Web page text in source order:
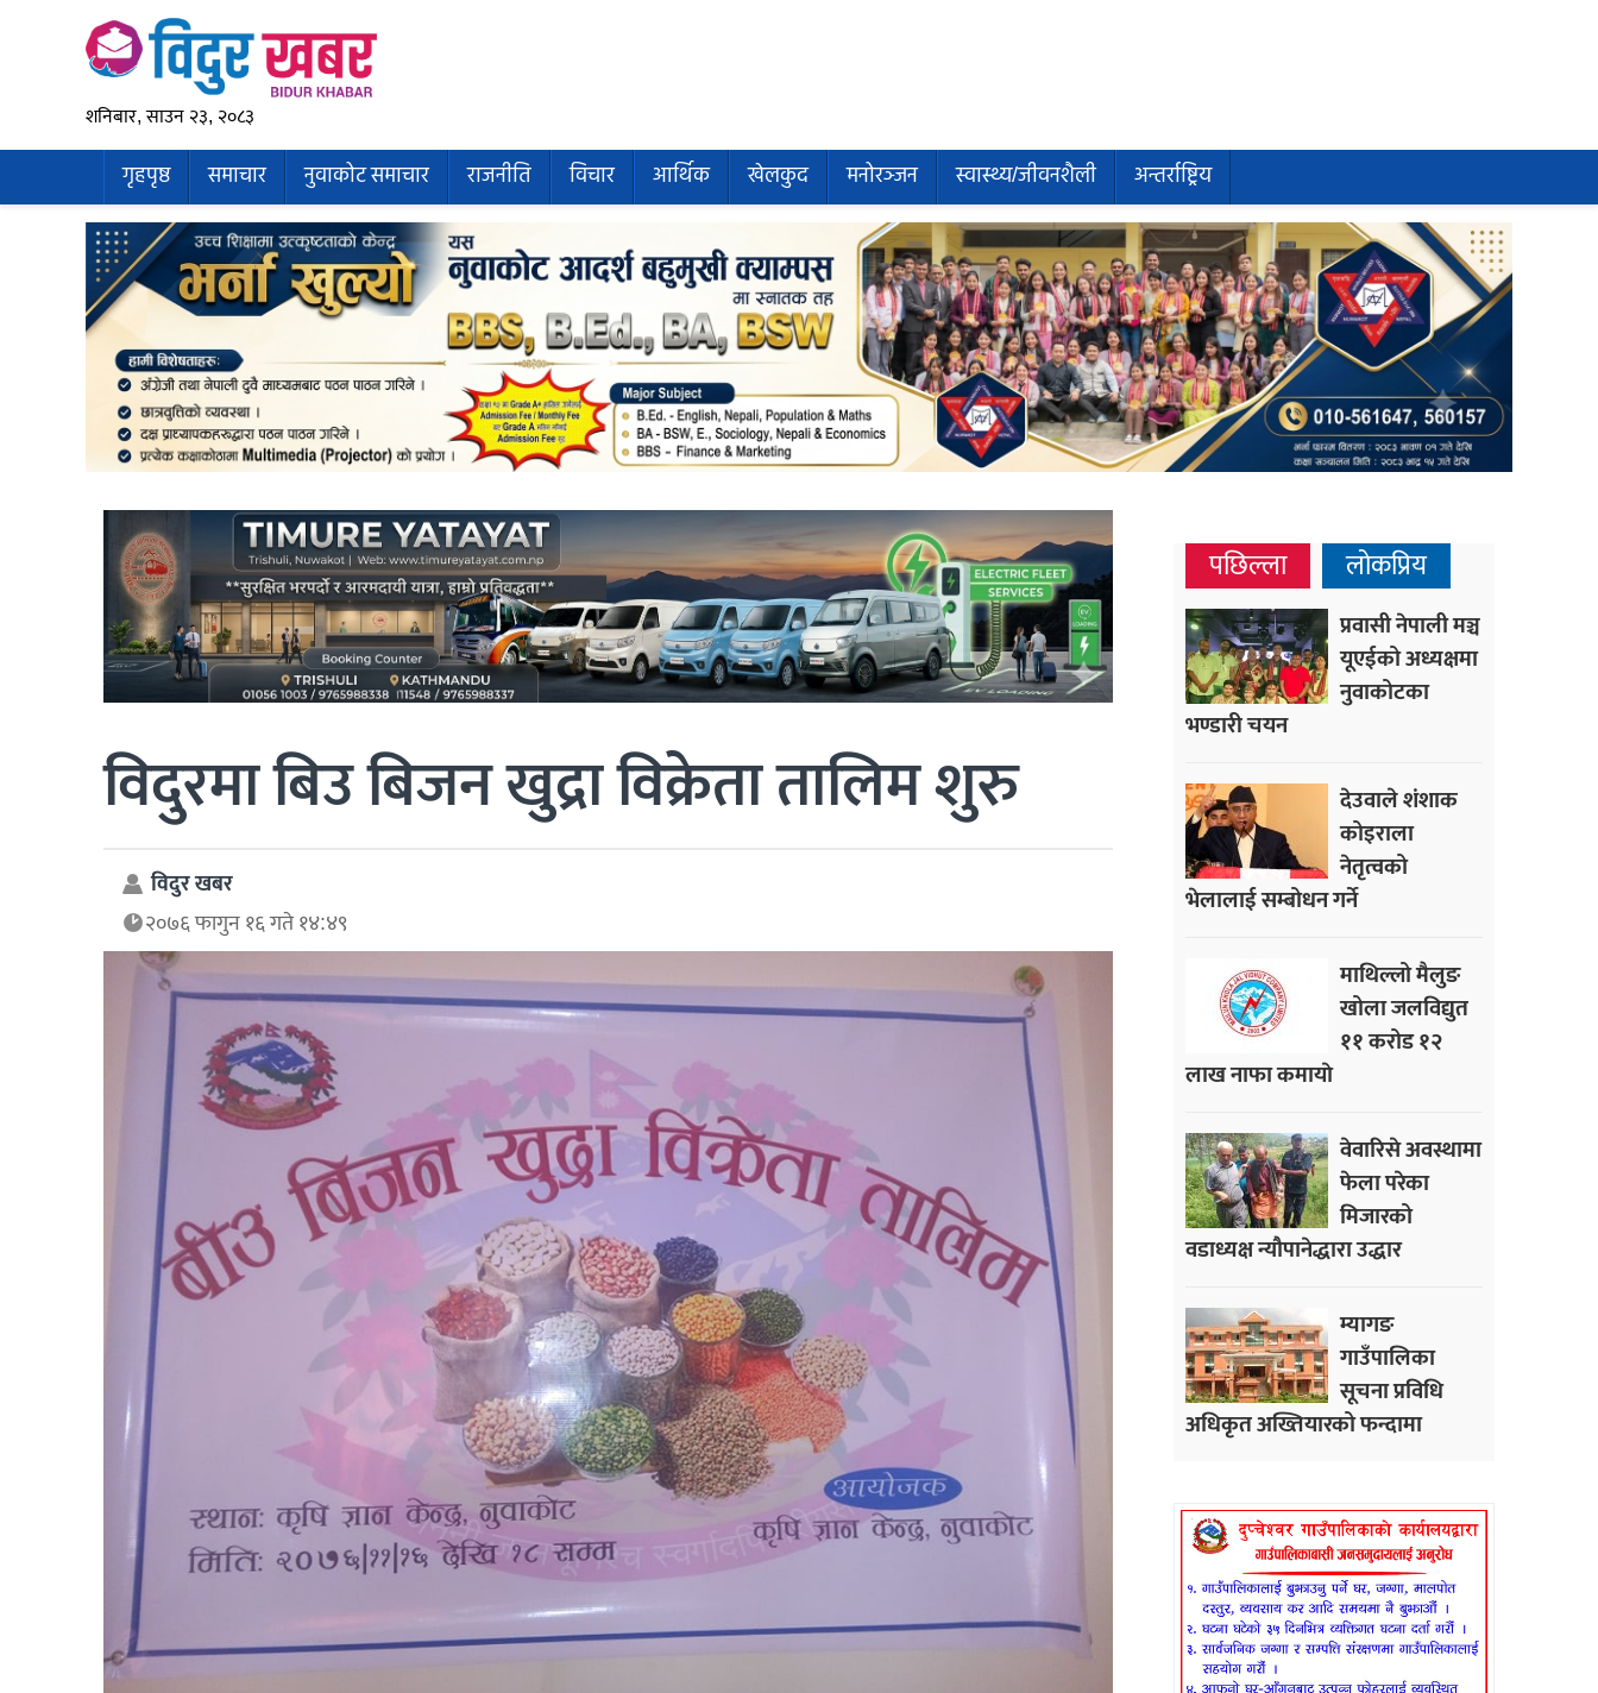
शनिबार, साउन २३, २०८३
गृहपृष्ठ समाचार नुवाकोट समाचार राजनीति विचार आर्थिक खेलकुद मनोरञ्जन स्वास्थ्य/जीवनशैली अन्तर्राष्ट्रिय
विदुरमा बिउ बिजन खुद्रा विक्रेता तालिम शुरु
विदुर खबर
२०७६ फागुन १६ गते १४:४९
पछिल्ला लोकप्रिय
प्रवासी नेपाली मञ्च
यूएईको अध्यक्षमा
नुवाकोटका
भण्डारी चयन
देउवाले शंशाक
कोइराला
नेतृत्वको
भेलालाई सम्बोधन गर्ने
माथिल्लो मैलुङ
खोला जलविद्युत
११ करोड १२
लाख नाफा कमायाे
वेवारिसे अवस्थामा
फेला परेका
मिजारको
वडाध्यक्ष न्यौपानेद्धारा उद्धार
म्यागङ
गाउँपालिका
सूचना प्रविधि
अधिकृत अख्तियारको फन्दामा